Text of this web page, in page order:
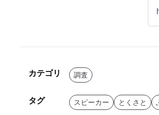
カテゴリ 調査
タグ スピーカー とくさと